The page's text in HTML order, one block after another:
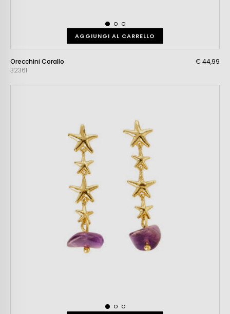
AGGIUNGI AL CARRELLO
Orecchini Corallo
32361
€ 44,99